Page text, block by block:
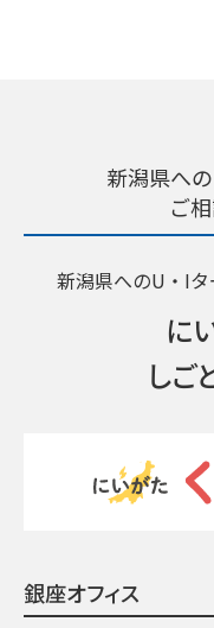
新潟県へ
ご
新潟県へのU・I
に
しご
銀座オフィス